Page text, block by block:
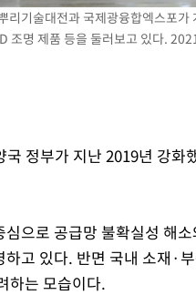
기술대전과 국제광융합엑스포
조명 제품 등을 둘러보고 있다.
정부가 지난 2019년 강화
으로 공급망 불확실성 해
고 있다. 반면 국내 소재·
하는 모습이다.